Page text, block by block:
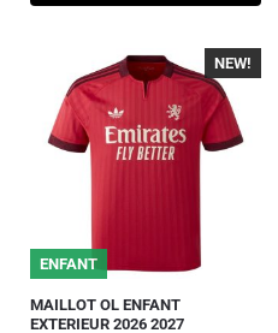
-40%
NEW!
ENFANT
MAILLOT OL ENFANT
EXTERIEUR 2026 2027